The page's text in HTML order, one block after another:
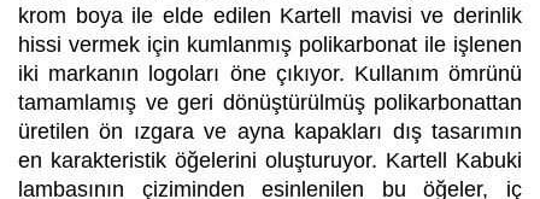
krom boya ile elde edilen Kartell mavisi ve derinlik
hissi vermek için kumlanmış polikarbonat ile işlenen
iki markanın logoları öne çıkıyor. Kullanım ömrünü
tamamlamış ve geri dönüştürülmüş polikarbonattan
üretilen ön ızgara ve ayna kapakları dış tasarımın
en karakteristik öğelerini oluşturuyor. Kartell Kabuki
lambasının çiziminden esinlenilen bu öğeler, iç